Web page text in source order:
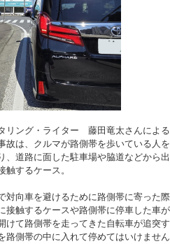
リング・ライター 藤田竜太さんによ
故は、クルマが路側帯を歩いている人
、道路に面した駐車場や脇道などから
触するケース。
対向車を避けるために路側帯に寄った
接触するケースや路側帯に停車した車
けて路側帯を走ってきた自転車が追突
路側帯の中に入れて停めてはいけませ